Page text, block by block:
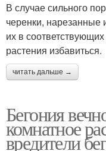
В случае сильного
черенки, нарезанные
их в
растения избавиться.
читать дальше →
Бегония
комнатное
вредители